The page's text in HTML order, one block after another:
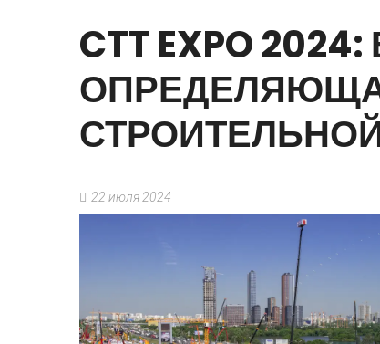
CTTEXPO2024:
22 июля 2024